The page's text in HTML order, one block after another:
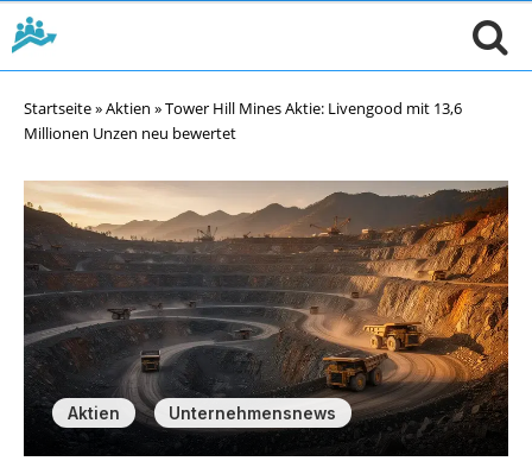
Startseite»Aktien »Tower Hill Mines Aktie: Livengood mit 13,6
Millionen Unzen neu bewertet
Aktien , Unternehmensnews